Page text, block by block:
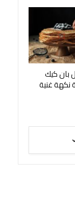
بان كيك
نكهة غنية